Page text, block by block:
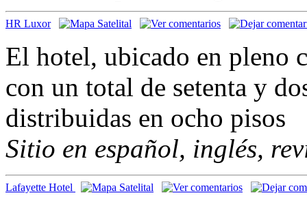
HR Luxor
El hotel, ubicado en pleno
con un total de setenta y
distribuidas en ocho pisos
Sitio en español, inglés,
Lafayette Hotel